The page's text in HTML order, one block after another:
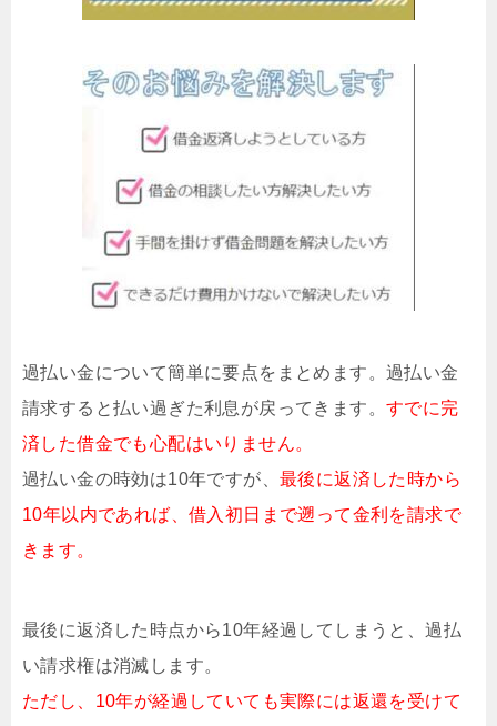
過払い金について簡単に要点をまとめます。過払い金
請求すると払い過ぎた利息が戻ってきます。 すでに完
済した借金でも心配はいりません。
過払い金の時効は10年ですが、 最後に返済した時から
10年以内であれば、借入初日まで遡って金利を請求で
きます。
最後に返済した時点から10年経過してしまうと、過払
い請求権は消滅します。
ただし、10年が経過していても実際には返還を受けて